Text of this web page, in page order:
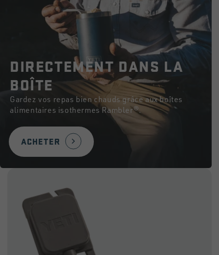
DIRECTEMENT DANS LA
BOÎTE
Gardez vos repas bien chauds grâce aux boîtes
alimentaires isothermes Rambler®.
ACHETER